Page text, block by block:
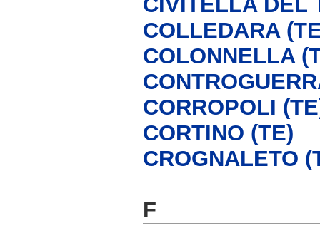
COLLEDARA
COLONNELLA
CORROPOLI
CORTINO (TE)
CROGNALETO
F